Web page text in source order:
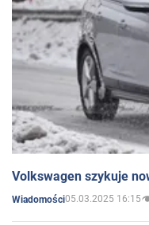
Volkswagen szykuje
Wiadomości05.03.2025 16:15